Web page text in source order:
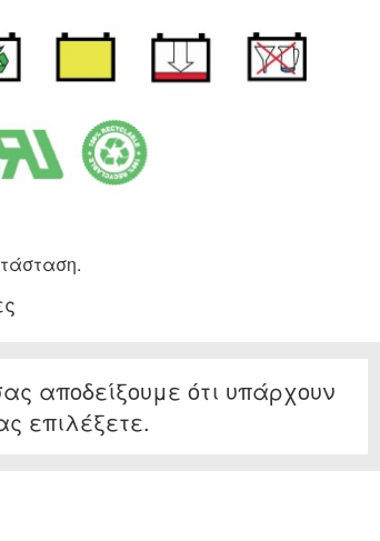
αποδείξουμε ότι υπάρχουν
επιλέξετε.